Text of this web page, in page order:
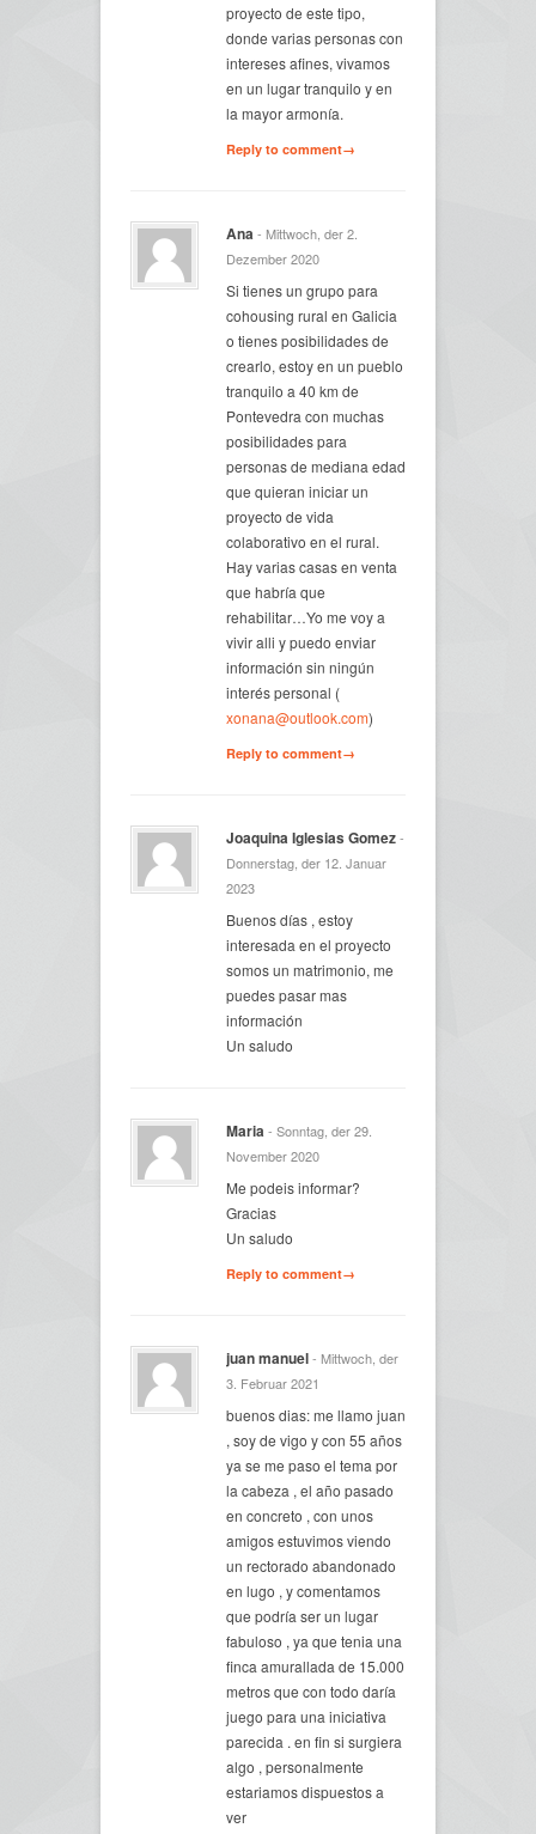
proyecto de este tipo,
donde varias personas con
intereses afines, vivamos
en un lugar tranquilo y en
la mayor armonía.
Reply to comment→
Ana- Mittwoch, der 2.
Dezember 2020
Si tienes un grupo para
cohousing rural en Galicia
o tienes posibilidades de
crearlo, estoy en un pueblo
tranquilo a 40 km de
Pontevedra con muchas
posibilidades para
personas de mediana edad
que quieran iniciar un
proyecto de vida
colaborativo en el rural.
Hay varias casas en venta
que habría que
rehabilitar…Yo me voy a
vivir alli y puedo enviar
información sin ningún
interés personal (
xonana@outlook.com)
Reply to comment→
Joaquina Iglesias Gomez-
Donnerstag, der 12. Januar
2023
Buenos días , estoy
interesada en el proyecto
somos un matrimonio, me
puedes pasar mas
información
Un saludo
Maria- Sonntag, der 29.
November 2020
Me podeis informar?
Gracias
Un saludo
Reply to comment→
juan manuel- Mittwoch, der
3. Februar 2021
buenos dias: me llamo juan
, soy de vigo y con 55 años
ya se me paso el tema por
la cabeza , el año pasado
en concreto , con unos
amigos estuvimos viendo
un rectorado abandonado
en lugo , y comentamos
que podría ser un lugar
fabuloso , ya que tenia una
finca amurallada de 15.000
metros que con todo daría
juego para una iniciativa
parecida . en fin si surgiera
algo , personalmente
estariamos dispuestos a
ver